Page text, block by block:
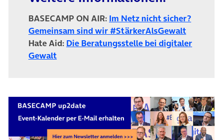
BASECAMP ON AIR: Im Netz nicht sicher?
Gemeinsam sind wir #StärkerAlsGewalt
Hate Aid: Die Beratungsstelle bei digitaler
Gewalt(öffnet in neuem Tab)